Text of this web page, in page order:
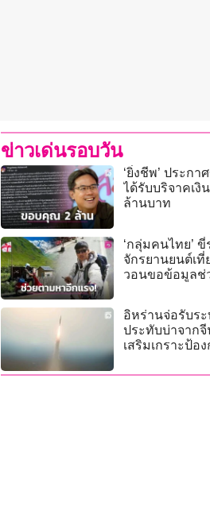
ข่าวเด่นรอบวัน
‘ยิ่งชีพ’ ประก
ได้รับบริจาคเงิ
ล้านบาท
‘กลุ่มคนไทย’ ขี่
จักรยานยนต์เที่
วอนขอข้อมูลช่
อิหร่านจ่อรับร
ประทับบ่าจาก
เสริมเกราะป้อ